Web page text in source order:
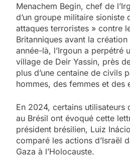
Menachem Begin, chef de
d’un groupe militaire sioniste
attaques terroristes » contre
Britanniques avant la création
année-là, l’Irgoun a perpétré
village de Deir Yassin, près
plus d’une centaine de civils
hommes, des femmes et des
En 2024, certains utilisateurs
au Brésil ont évoqué cette
président brésilien, Luiz
comparé les actions d’Israël
Gaza à l’Holocauste.